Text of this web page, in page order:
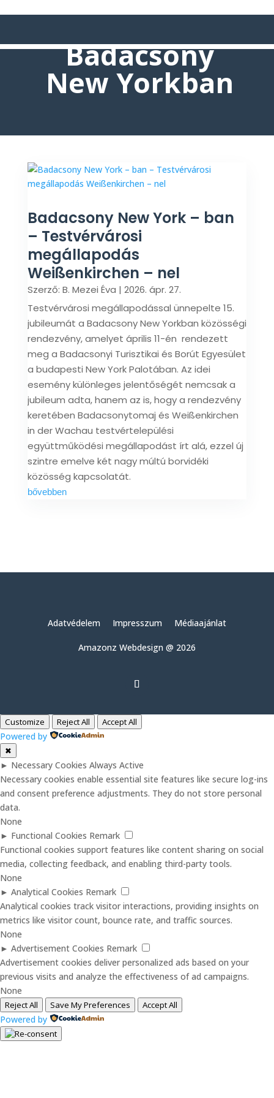
Badacsony
New Yorkban
Badacsony New York – ban
– Testvérvárosi
megállapodás
Weißenkirchen – nel
Szerző: B. Mezei Éva | 2026. ápr. 27.
Testvérvárosi megállapodással ünnepelte 15.
jubileumát a Badacsony New Yorkban közösségi
rendezvény, amelyet április 11-én rendezett
meg a Badacsonyi Turisztikai és Borút Egyesület
a budapesti New York Palotában. Az idei
esemény különleges jelentőségét nemcsak a
jubileum adta, hanem az is, hogy a rendezvény
keretében Badacsonytomaj és Weißenkirchen
in der Wachau testvértelepülési
együttműködési megállapodást írt alá, ezzel új
szintre emelve két nagy múltú borvidéki
közösség kapcsolatát.
bővebben
Adatvédelem Impresszum Médiaajánlat
Amazonz Webdesign @ 2026
Customize Reject All Accept All
Powered by
✖
► Necessary Cookies Always Active
Necessary cookies enable essential site features like secure log-ins
and consent preference adjustments. They do not store personal
data.
None
► Functional Cookies Remark
Functional cookies support features like content sharing on social
media, collecting feedback, and enabling third-party tools.
None
► Analytical Cookies Remark
Analytical cookies track visitor interactions, providing insights on
metrics like visitor count, bounce rate, and traffic sources.
None
► Advertisement Cookies Remark
Advertisement cookies deliver personalized ads based on your
previous visits and analyze the effectiveness of ad campaigns.
None
Reject All Save My Preferences Accept All
Powered by